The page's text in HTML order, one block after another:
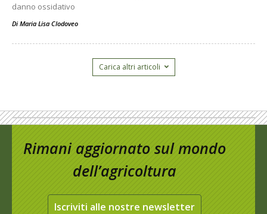
danno ossidativo
Di Maria Lisa Clodoveo
Carica altri articoli
Rimani aggiornato sul mondo
dell’agricoltura
Iscriviti alle nostre newsletter